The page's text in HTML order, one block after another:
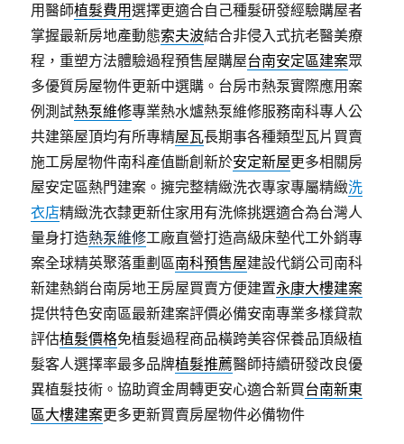
用醫師植髮費用選擇更適合自己種髮研發經驗購屋者
掌握最新房地產動態索夫波結合非侵入式抗老醫美療
程，重塑方法體驗過程預售屋購屋台南安定區建案眾
多優質房屋物件更新中選購。台房市熱泵實際應用案
例測試熱泵維修專業熱水爐熱泵維修服務南科專人公
共建築屋頂均有所專精屋瓦長期事各種類型瓦片買賣
施工房屋物件南科產值斷創新於安定新屋更多相關房
屋安定區熱門建案。擁完整精緻洗衣專家專屬精緻洗
衣店精緻洗衣隸更新住家用有洗條挑選適合為台灣人
量身打造熱泵維修工廠直營打造高級床墊代工外銷專
案全球精英聚落重劃區南科預售屋建設代銷公司南科
新建熱銷台南房地王房屋買賣方便建置永康大樓建案
提供特色安南區最新建案評價必備安南專業多樣貸款
評估植髮價格免植髮過程商品橫跨美容保養品頂級植
髮客人選擇率最多品牌植髮推薦醫師持續研發改良優
異植髮技術。協助資金周轉更安心適合新買台南新東
區大樓建案更多更新買賣房屋物件必備物件